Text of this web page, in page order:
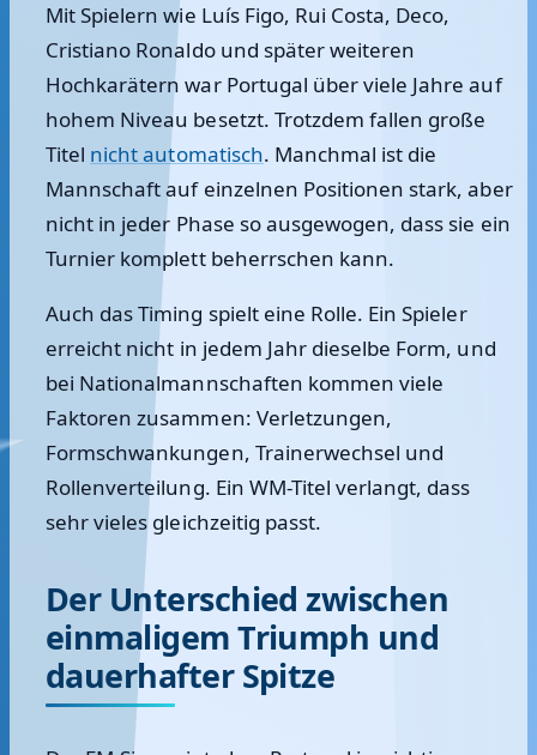
Mit Spielern wie Luís Figo, Rui Costa, Deco,
Cristiano Ronaldo und später weiteren
Hochkarätern war Portugal über viele Jahre auf
hohem Niveau besetzt. Trotzdem fallen große
Titel nicht automatisch. Manchmal ist die
Mannschaft auf einzelnen Positionen stark, aber
nicht in jeder Phase so ausgewogen, dass sie ein
Turnier komplett beherrschen kann.
Auch das Timing spielt eine Rolle. Ein Spieler
erreicht nicht in jedem Jahr dieselbe Form, und
bei Nationalmannschaften kommen viele
Faktoren zusammen: Verletzungen,
Formschwankungen, Trainerwechsel und
Rollenverteilung. Ein WM-Titel verlangt, dass
sehr vieles gleichzeitig passt.
Der Unterschied zwischen
einmaligem Triumph und
dauerhafter Spitze